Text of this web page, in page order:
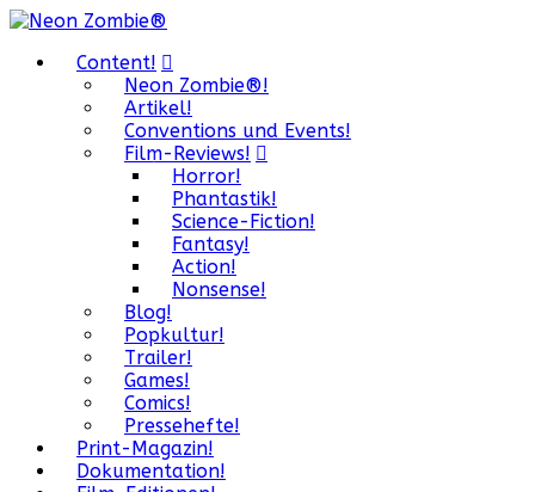
Content!
Neon Zombie®!
Artikel!
Conventions und Events!
Film-Reviews!
Horror!
Phantastik!
Science-Fiction!
Fantasy!
Action!
Nonsense!
Blog!
Popkultur!
Trailer!
Games!
Comics!
Pressehefte!
Print-Magazin!
Dokumentation!